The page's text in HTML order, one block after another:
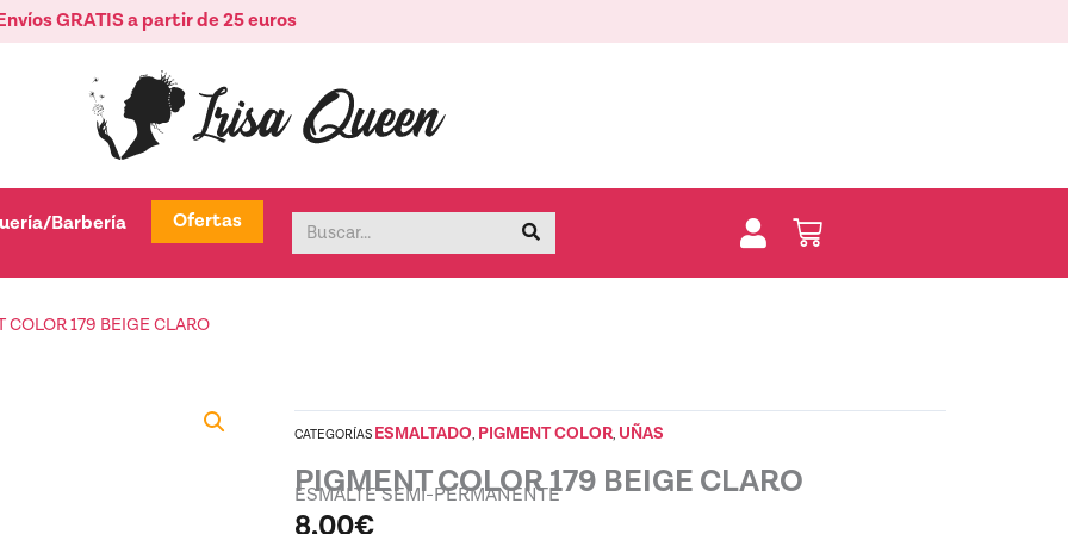
GRATIS a partir de 25 euros
Barbería Abrir Peluquería/Barbería
Ofertas Buscar Buscar Carrito
COLOR 179 BEIGE CLARO
CATEGORÍAS ESMALTADO, PIGMENT COLOR, UÑAS
PIGMENT COLOR 179 BEIGE CLARO
ESMALTE SEMI-PERMANENTE
8,00€